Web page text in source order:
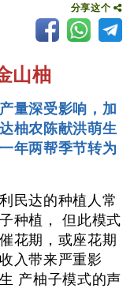
分享这个
山柚
量深受影响，加
柚农陈献洪萌生
年两帮季节转为
民达的种植人常
种植， 但此模式
花期，或座花期
入带来严重影
产柚子模式的声